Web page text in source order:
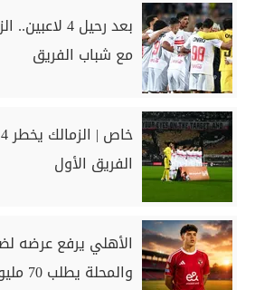
بعد رحيل 4
مع شباب الفريق
الفريق الأول
الأهلي يرفع عرضه
والمحلة يطلب 70 مليون جنيه (خاص)